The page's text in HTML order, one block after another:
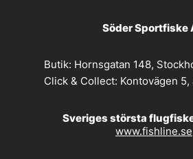
Söder Sportfiske
Butik: Hornsgatan 148,
Click & Collect: Kontovägen
Sveriges största
www.fishline.se